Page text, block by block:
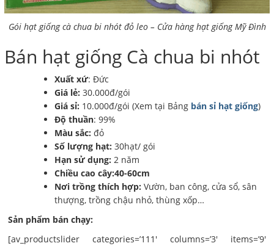
Gói hạt giống cà chua bi nhót đỏ leo – Cửa hàng hạt giống Mỹ Đình
Bán hạt giống Cà chua bi nhót
Xuất xứ: Đức
Giá lẻ: 30.000đ/gói
Giá sỉ: 10.000đ/gói (Xem tại Bảng bán sỉ hạt giống)
Độ thuần: 99%
Màu sắc: đỏ
Số lượng hạt: 30hạt/ gói
Hạn sử dụng: 2 năm
Chiều cao cây:40-60cm
Nơi trồng thích hợp: Vườn, ban công, cửa sổ, sân
thượng, trồng chậu nhỏ, thùng xốp…
Sản phẩm bán chạy:
[av_productslider categories=’111′ columns=’3′ items=’9′